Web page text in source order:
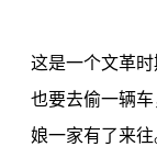
这是一个文革
也要去偷一辆
娘一家有了来